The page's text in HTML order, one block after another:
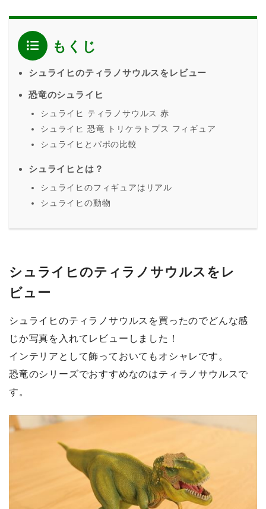
もくじ
シュライヒのティラノサウルスをレビュー
恐竜のシュライヒ
シュライヒ ティラノサウルス 赤
シュライヒ 恐竜 トリケラトプス フィギュア
シュライヒとパポの比較
シュライヒとは？
シュライヒのフィギュアはリアル
シュライヒの動物
シュライヒのティラノサウルスをレ
ビュー
シュライヒのティラノサウルスを買ったのでどんな感
じか写真を入れてレビューしました！
インテリアとして飾っておいてもオシャレです。
恐竜のシリーズでおすすめなのはティラノサウルスで
す。